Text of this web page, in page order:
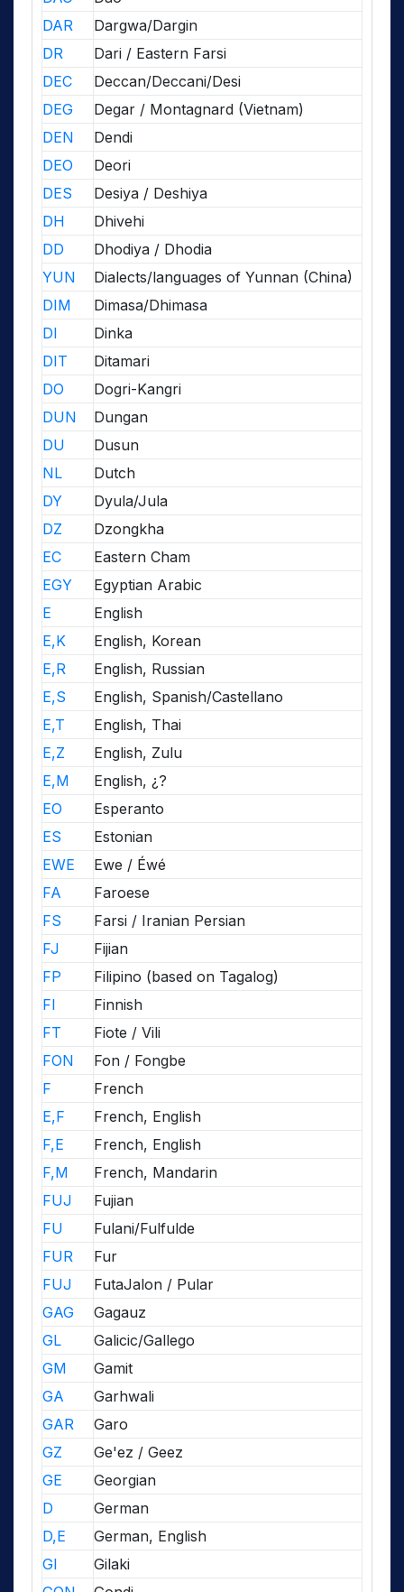
DAR
Dargwa/Dargin
DR
Dari / Eastern Farsi
DEC
Deccan/Deccani/Desi
DEG
Degar / Montagnard (Vietnam)
DEN
Dendi
DEO
Deori
DES
Desiya / Deshiya
DH
Dhivehi
DD
Dhodiya / Dhodia
YUN
Dialects/languages of Yunnan (China)
DIM
Dimasa/Dhimasa
DI
Dinka
DIT
Ditamari
DO
Dogri-Kangri
DUN
Dungan
DU
Dusun
NL
Dutch
DY
Dyula/Jula
DZ
Dzongkha
EC
Eastern Cham
EGY
Egyptian Arabic
E
English
E,K
English, Korean
E,R
English, Russian
E,S
English, Spanish/Castellano
E,T
English, Thai
E,Z
English, Zulu
E,M
English, ¿?
EO
Esperanto
ES
Estonian
EWE
Ewe / Éwé
FA
Faroese
FS
Farsi / Iranian Persian
FJ
Fijian
FP
Filipino (based on Tagalog)
FI
Finnish
FT
Fiote / Vili
FON
Fon / Fongbe
F
French
E,F
French, English
F,E
French, English
F,M
French, Mandarin
FUJ
Fujian
FU
Fulani/Fulfulde
FUR
Fur
FUJ
FutaJalon / Pular
GAG
Gagauz
GL
Galicic/Gallego
GM
Gamit
GA
Garhwali
GAR
Garo
GZ
Ge'ez / Geez
GE
Georgian
D
German
D,E
German, English
GI
Gilaki